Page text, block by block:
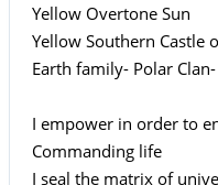
Yellow Overtone Sun
Yellow Southern Castle
Earth family- Polar
I empower in order to
Commanding life
I seal the matrix of